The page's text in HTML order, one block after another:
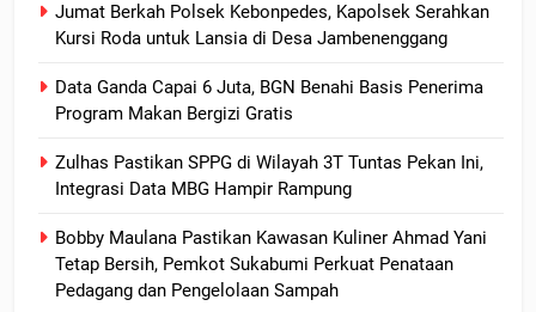
Jumat Berkah Polsek Kebonpedes, Kapolsek Serahkan
Kursi Roda untuk Lansia di Desa Jambenenggang
Data Ganda Capai 6 Juta, BGN Benahi Basis Penerima
Program Makan Bergizi Gratis
Zulhas Pastikan SPPG di Wilayah 3T Tuntas Pekan Ini,
Integrasi Data MBG Hampir Rampung
Bobby Maulana Pastikan Kawasan Kuliner Ahmad Yani
Tetap Bersih, Pemkot Sukabumi Perkuat Penataan
Pedagang dan Pengelolaan Sampah